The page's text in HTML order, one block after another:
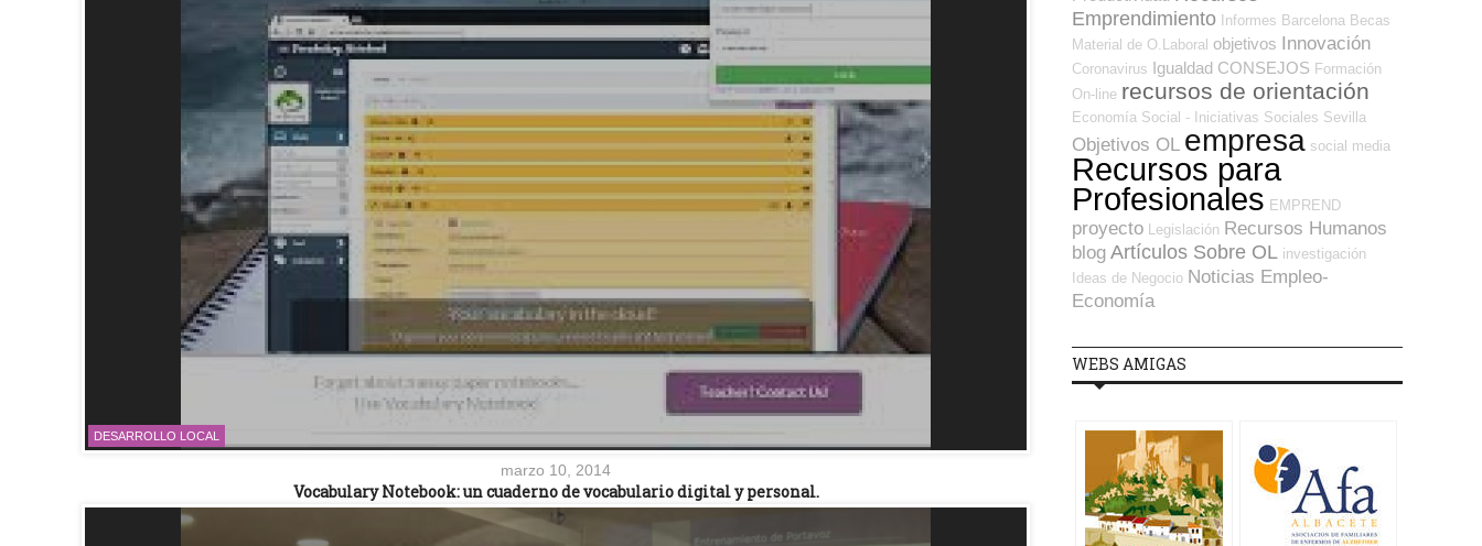
DESARROLLO LOCAL
marzo 10, 2014
Vocabulary Notebook: un cuaderno de vocabulario digital y personal.
Emprendimiento Informes Barcelona Becas
Material de O.Laboral objetivos Innovación
Coronavirus Igualdad CONSEJOS Formación
On-line recursos de orientación
Economía Social - Iniciativas Sociales Sevilla
Objetivos OL empresa social media
Recursos para
Profesionales EMPREND
proyecto Legislación Recursos Humanos
blog Artículos Sobre OL investigación
Ideas de Negocio Noticias Empleo-
Economía
WEBS AMIGAS